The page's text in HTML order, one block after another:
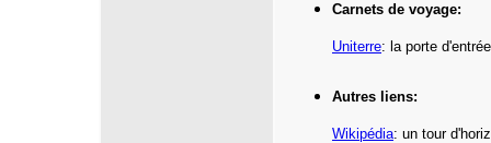
Carnets de voyage:
Uniterre: la porte
Autres liens:
Wikipédia: un tour